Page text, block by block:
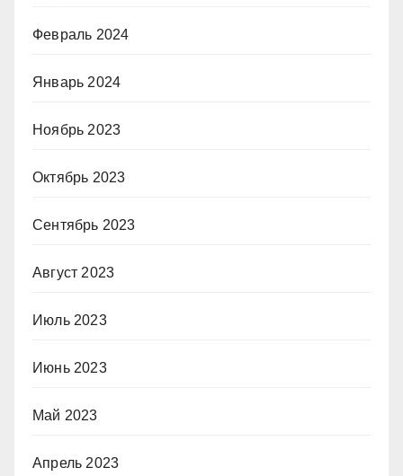
Февраль 2024
Январь 2024
Ноябрь 2023
Октябрь 2023
Сентябрь 2023
Август 2023
Июль 2023
Июнь 2023
Май 2023
Апрель 2023